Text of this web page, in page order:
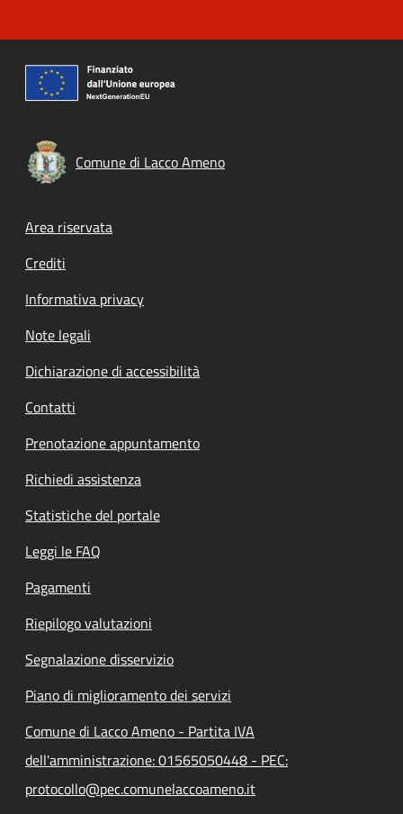
Comune di Lacco Ameno
Footer menu
Area riservata
Crediti
Informativa privacy
Note legali
Dichiarazione di accessibilità
Contatti
Prenotazione appuntamento
Richiedi assistenza
Statistiche del portale
Leggi le FAQ
Pagamenti
Riepilogo valutazioni
Segnalazione disservizio
Piano di miglioramento dei servizi
Comune di Lacco Ameno - Partita IVA
dell'amministrazione: 01565050448 - PEC:
protocollo@pec.comunelaccoameno.it